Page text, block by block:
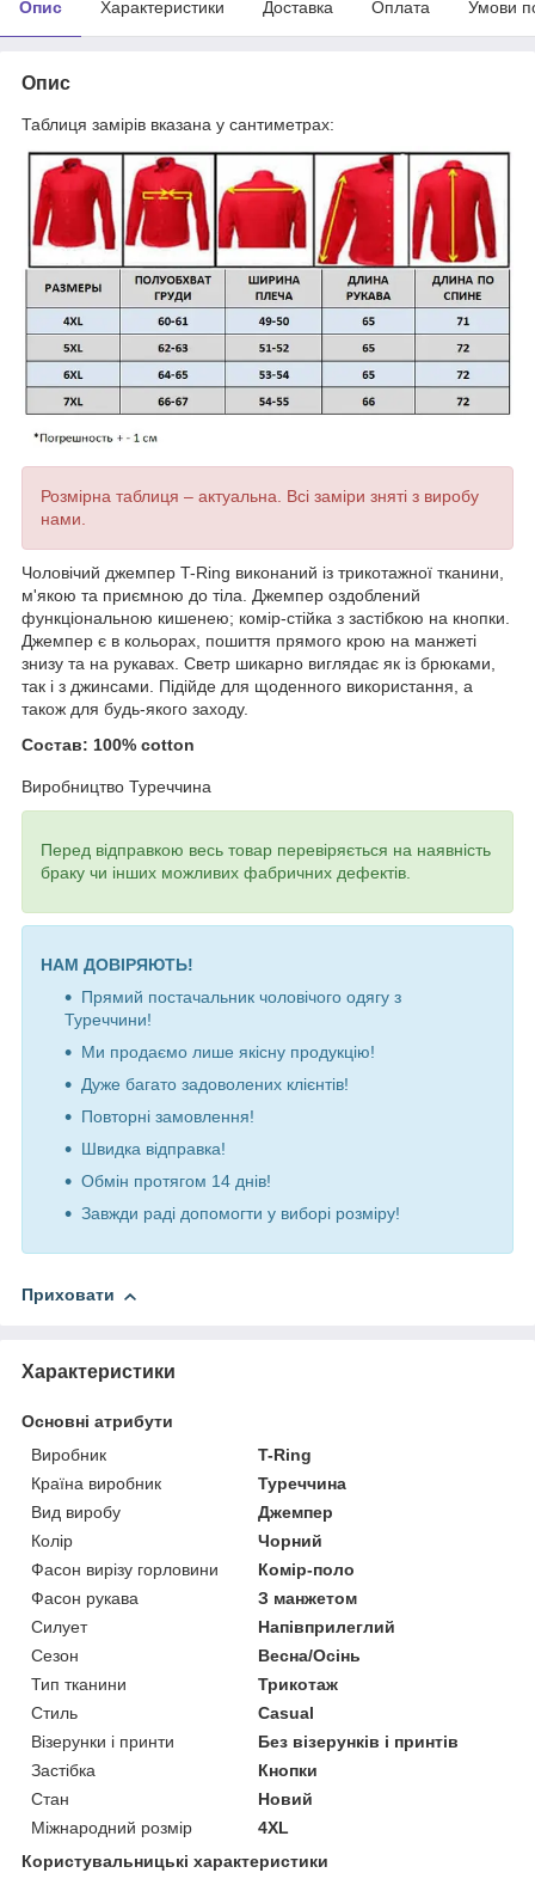
Опис Характеристики Доставка Оплата Умови
Опис
Таблиця замірів вказана у сантиметрах:
Розмірна таблиця – актуальна. Всі заміри зняті з виробу
нами.
Чоловічий джемпер T-Ring виконаний із трикотажної тканини,
м'якою та приємною до тіла. Джемпер оздоблений
функціональною кишенею; комір-стійка з застібкою на кнопки.
Джемпер є в кольорах, пошиття прямого крою на манжеті
знизу та на рукавах. Светр шикарно виглядає як із брюками,
так і з джинсами. Підійде для щоденного використання, а
також для будь-якого заходу.
Состав: 100% cotton
Виробництво Туреччина
Перед відправкою весь товар перевіряється на наявність
браку чи інших можливих фабричних дефектів.
НАМ ДОВІРЯЮТЬ!
Прямий постачальник чоловічого одягу з
Туреччини!
Ми продаємо лише якісну продукцію!
Дуже багато задоволених клієнтів!
Повторні замовлення!
Швидка відправка!
Обмін протягом 14 днів!
Завжди раді допомогти у виборі розміру!
Приховати
Характеристики
Основні атрибути
Виробник
T-Ring
Країна виробник
Туреччина
Вид виробу
Джемпер
Колір
Чорний
Фасон вирізу горловини
Комір-поло
Фасон рукава
З манжетом
Силует
Напівприлеглий
Сезон
Весна/Осінь
Тип тканини
Трикотаж
Стиль
Casual
Візерунки і принти
Без візерунків і принтів
Застібка
Кнопки
Стан
Новий
Міжнародний розмір
4XL
Користувальницькі характеристики